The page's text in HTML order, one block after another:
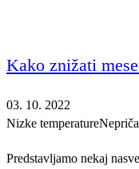
Kako znižati
03. 10. 2022
Nizke temperature
Predstavljamo nekaj